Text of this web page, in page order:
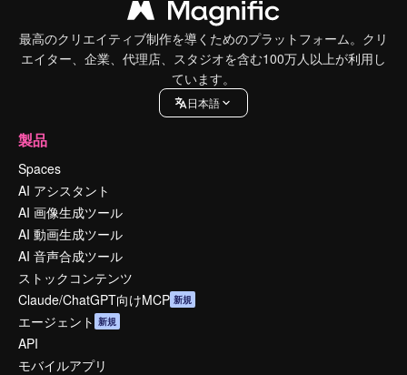
最高のクリエイティブ制作を導くためのプラットフォーム。クリ
エイター、企業、代理店、スタジオを含む100万人以上が利用し
ています。
日本語
製品
Spaces
AI アシスタント
AI 画像生成ツール
AI 動画生成ツール
AI 音声合成ツール
ストックコンテンツ
Claude/ChatGPT向けMCP 新規
エージェント 新規
API
モバイルアプリ